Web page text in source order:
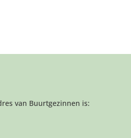
van Buurtgezinnen is: